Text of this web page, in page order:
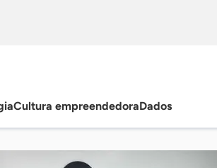
Cultura empreendedoraDados